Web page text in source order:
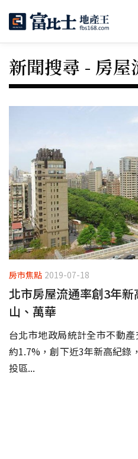
新聞搜尋 - 房屋
房市焦點 2019-07-18
北市房屋流通率創3年
山、萬華
台北市地政局統計全市不動
約1.7%，創下近3年新高紀錄
投區...